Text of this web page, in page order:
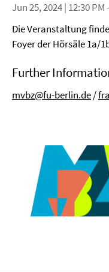
Jun 25, 2024 | 12:30 PM
Die Veranstaltung
Foyer der Hörsäle 1a/
Further
mvbz@fu-berlin.de/